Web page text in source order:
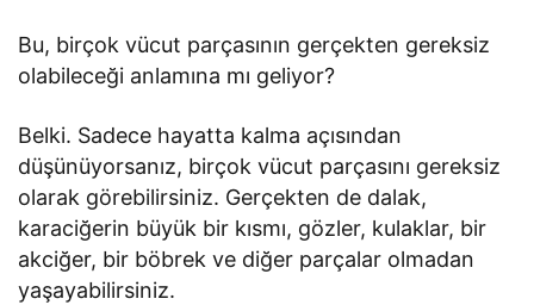
Bu, birçok vücut parçasının gerçekten gereksiz
olabileceği anlamına mı geliyor?
Belki. Sadece hayatta kalma açısından
düşünüyorsanız, birçok vücut parçasını gereksiz
olarak görebilirsiniz. Gerçekten de dalak,
karaciğerin büyük bir kısmı, gözler, kulaklar, bir
akciğer, bir böbrek ve diğer parçalar olmadan
yaşayabilirsiniz.